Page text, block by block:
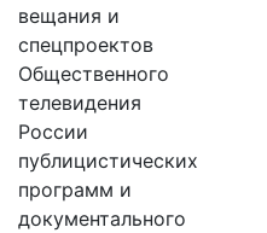
вещания и
спецпроектов
Общественного
телевидения
России
публицистических
программ и
документального